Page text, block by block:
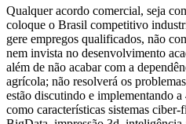
Qualquer acordo comercial, seja
coloque o Brasil competitivo
gere empregos qualificados, não
nem invista no desenvolvimento
além de não acabar com a
agrícola; não resolverá os
estão discutindo e implementando
como características sistemas ciber-